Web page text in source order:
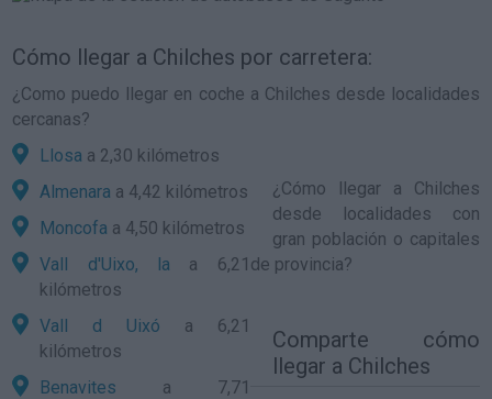
Cómo llegar a Chilches por carretera:
¿Como puedo llegar en coche a Chilches desde localidades
cercanas?
Llosa a 2,30 kilómetros
Almenara a 4,42 kilómetros
Moncofa a 4,50 kilómetros
Vall d'Uixo, la a 6,21
kilómetros
Vall d Uixó a 6,21
kilómetros
Benavites a 7,71
¿ Cómo llegar a Chilches
desde localidades con
gran población o capitales
de provincia?
Comparte cómo
llegar a Chilches